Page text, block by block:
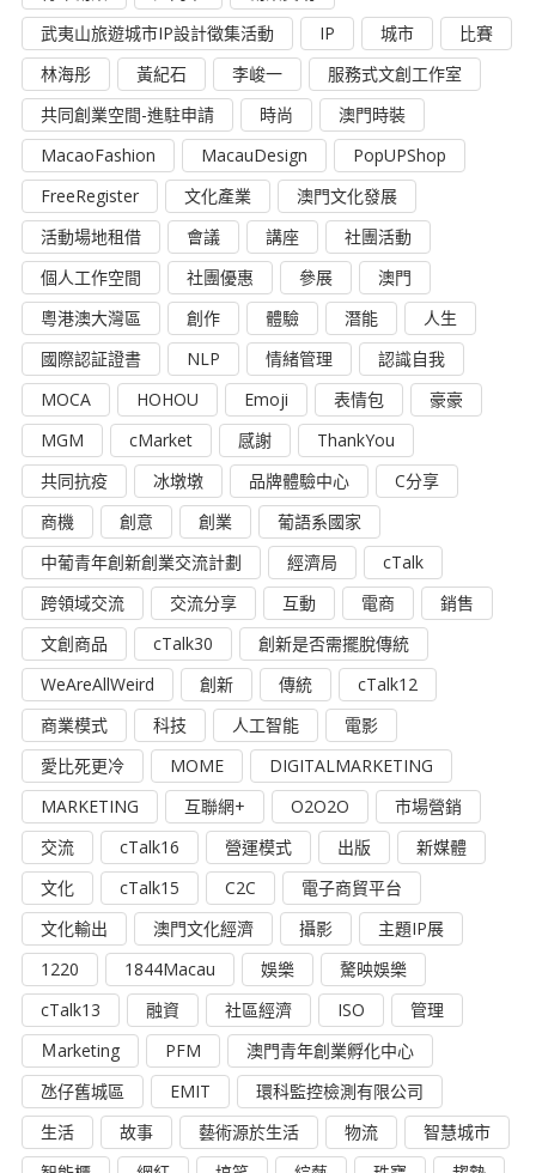
武夷山旅遊城市IP設計徵集活動
IP 城市
比賽
林海彤
黃紀石 李峻一
服務式文創工作室
共同創業空間-進駐申請
時尚
澳門時裝
MacaoFashion
MacauDesign
PopUPShop
FreeRegister
文化產業
澳門文化發展
活動場地租借
會議 講座
社團活動
個人工作空間
社團優惠 參展
澳門
粵港澳大灣區
創作 體驗 潛能
人生
國際認証證書
NLP 情緒管理
認識自我
MOCA
HOHOU Emoji 表情包
豪豪
MGM
cMarket 感謝
ThankYou
共同抗疫
冰墩墩 品牌體驗中心
C分享
商機
創意 創業
葡語系國家
中葡青年創新創業交流計劃
經濟局
cTalk
跨領域交流
交流分享 互動 電商
銷售
文創商品
cTalk30
創新是否需擺脫傳統
WeAreAllWeird
創新 傳統
cTalk12
商業模式
科技 人工智能
電影
愛比死更冷
MOME
DIGITALMARKETING
MARKETING
互聯網+ O2O2O
市場營銷
交流
cTalk16 營運模式 出版
新媒體
文化
cTalk15 C2C
電子商貿平台
文化輸出
澳門文化經濟 攝影
主題IP展
1220
1844Macau 娛樂
驁映娛樂
cTalk13
融資 社區經濟 ISO
管理
Ｍarketing
PFM
澳門青年創業孵化中心
氹仔舊城區
EMIT
環科監控檢測有限公司
生活
故事 藝術源於生活 物流
智慧城市